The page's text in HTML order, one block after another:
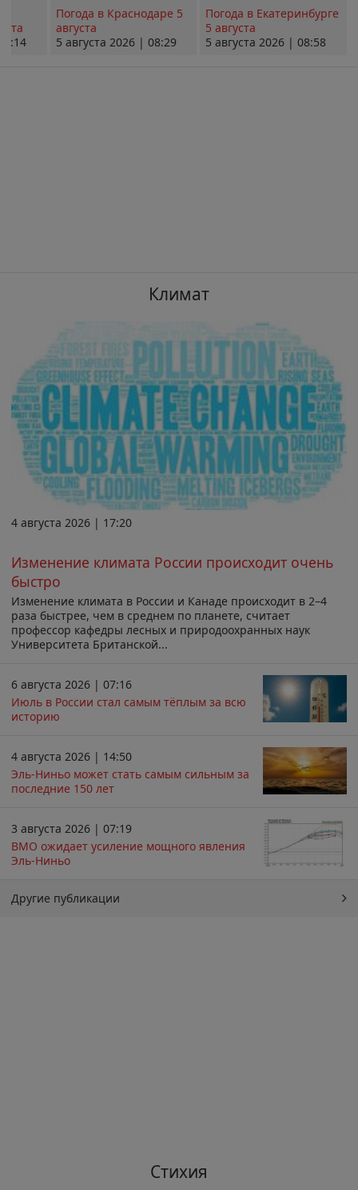
Погода в Краснодаре 5
августа
5 августа 2026 | 08:29
Погода в Екатеринбурге
5 августа
5 августа 2026 | 08:58
Климат
4 августа 2026 | 17:20
Изменение климата России происходит очень
быстро
Изменение климата в России и Канаде происходит в 2–4
раза быстрее, чем в среднем по планете, считает
профессор кафедры лесных и природоохранных наук
Университета Британской...
6 августа 2026 | 07:16
Июль в России стал самым тёплым за всю
историю
4 августа 2026 | 14:50
Эль-Ниньо может стать самым сильным за
последние 150 лет
3 августа 2026 | 07:19
ВМО ожидает усиление мощного явления
Эль-Ниньо
Другие публикации
Стихия